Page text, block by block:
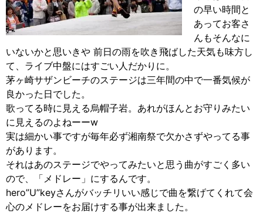
の早い時間と
あってお客さ
んもそんなに
いないかと思いきや 前日の雨を吹き飛ばした天気も味方し
て、ライブ中盤にはすごい人だかりに。
茅ヶ崎サザンビーチのステージは三年間の中で一番気候が
良かった日でした。
歌ってる時に見える烏帽子岩。あれがほんとお守りみたい
に見えるのよねーーw
実は細かい事ですが毎年必ず湘南祭で欠かさずやってる事
があります。
それはあのステージでやってみたいと思う曲がすごく多い
ので、「メドレー」にするんです。
hero”U”keyさんがバッチリいい感じで曲を繋げてくれて会
心のメドレーをお届けする事が出来ました。